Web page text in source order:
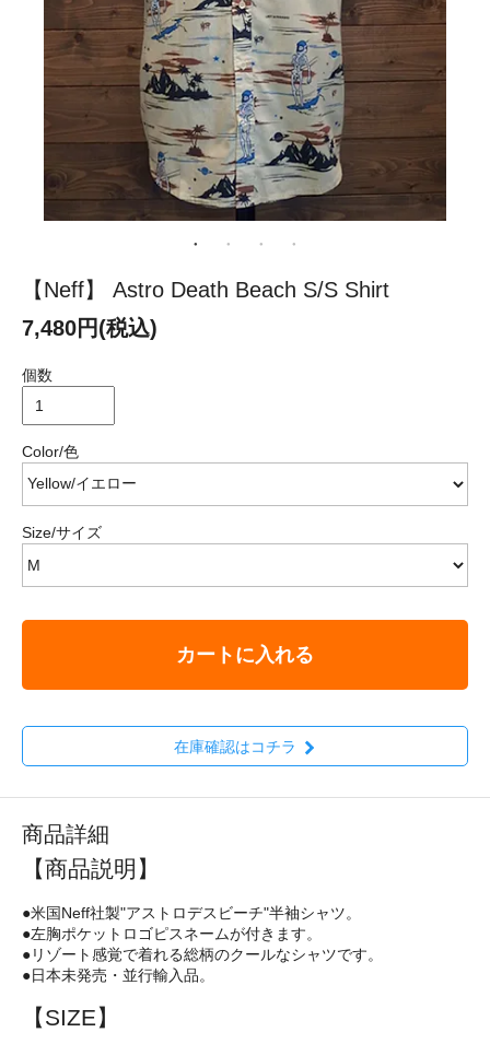
【Neff】 Astro Death Beach S/S Shirt
7,480円(税込)
個数
Color/色
Size/サイズ
カートに入れる
在庫確認はコチラ
商品詳細
【商品説明】
●米国Neff社製"アストロデスビーチ"半袖シャツ。
●左胸ポケットロゴピスネームが付きます。
●リゾート感覚で着れる総柄のクールなシャツです。
●日本未発売・並行輸入品。
【SIZE】